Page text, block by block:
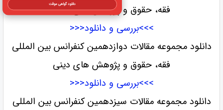
فقه، حقوق و پژوهش های دینی
>>>بررسی و دانلود<<<
دانلود مجموعه مقالات دوازدهمین کنفرانس بین المللی
فقه، حقوق و پژوهش های دینی
>>>بررسی و دانلود<<<
دانلود مجموعه مقالات سیزدهمین کنفرانس بین المللی
دانلود گواهی موقت